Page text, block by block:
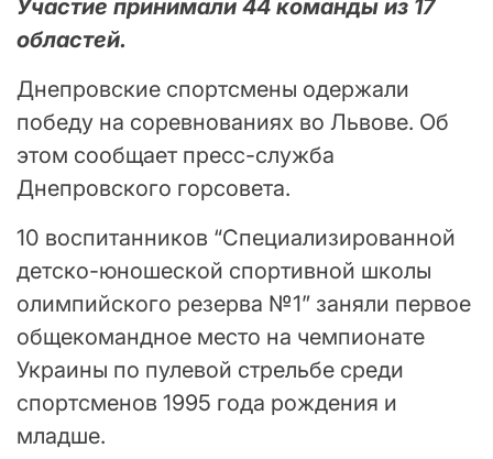
Участие принимали 44 команды из 17
областей.
Днепровские спортсмены одержали
победу на соревнованиях во Львове. Об
этом сообщает пресс-служба
Днепровского горсовета.
10 воспитанников “Специализированной
детско-юношеской спортивной школы
олимпийского резерва №1” заняли первое
общекомандное место на чемпионате
Украины по пулевой стрельбе среди
спортсменов 1995 года рождения и
младше.